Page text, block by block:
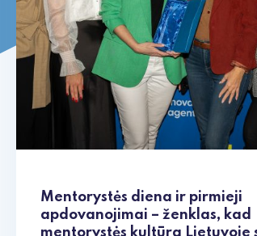
Mentorystės diena ir pirmieji
apdovanojimai – ženklas, kad
mentorystės kultūra Lietuvoje